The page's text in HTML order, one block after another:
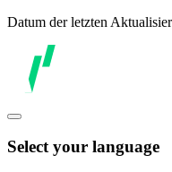
Datum der letzten
Select your language